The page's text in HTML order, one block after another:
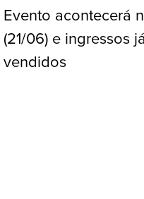
Evento acontecerá
(21/06) e ingressos
vendidos